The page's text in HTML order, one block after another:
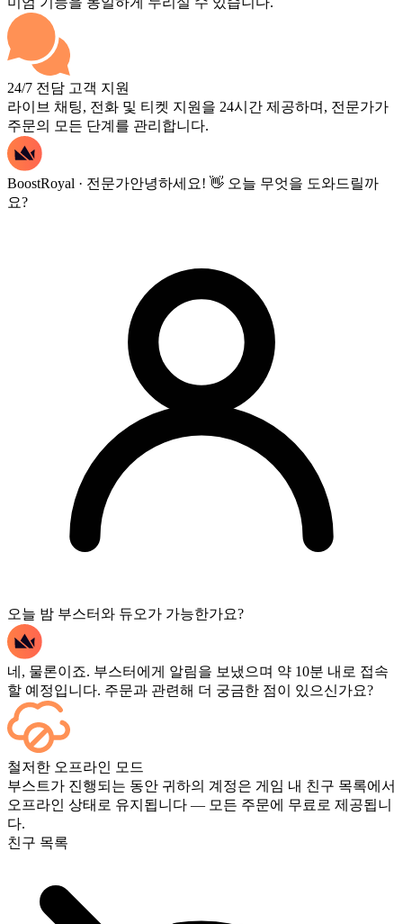
24/7 전담 고객 지원
라이브 채팅, 전화 및 티켓 지원을 24시간 제공하며, 전문가가
주문의 모든 단계를 관리합니다.
BoostRoyal · 전문가안녕하세요! 👋 오늘 무엇을 도와드릴까
요?
오늘 밤 부스터와 듀오가 가능한가요?
네, 물론이죠. 부스터에게 알림을 보냈으며 약 10분 내로 접속
할 예정입니다. 주문과 관련해 더 궁금한 점이 있으신가요?
네, 모든 경기가 종료되는 즉시 대시보드에 표시됩니다. 게임
플레이를 직접 보고 싶으시다면 결제 시 스트리밍 옵션을 추가
하세요.
철저한 오프라인 모드
부스트가 진행되는 동안 귀하의 계정은 게임 내 친구 목록에서
오프라인 상태로 유지됩니다 — 모든 주문에 무료로 제공됩니
다.
친구 목록